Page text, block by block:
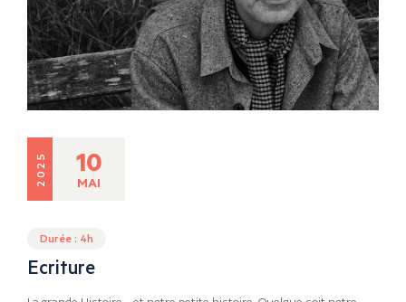
2025 10
MAI
Durée : 4h
Ecriture